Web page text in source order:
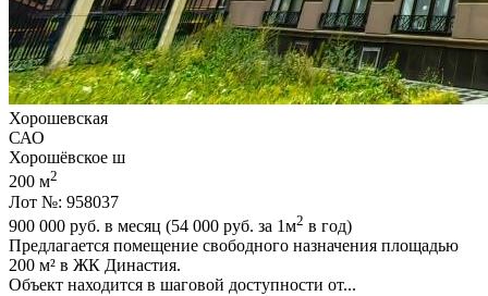
Хорошевская
САО
Хорошёвское ш
200 м2
Лот №: 958037
900 000 руб. в месяц (54 000 руб. за 1м2 в год)
Предлагается помещение свободного назначения площадью
200 м² в ЖК Династия.
Объект находится в шаговой доступности от...